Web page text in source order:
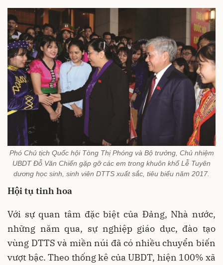
Phó Chủ tịch Quốc hội Tòng Thị Phóng và Bộ trưởng, Chủ nhiệm
UBDT Đỗ Văn Chiến gặp gỡ các em trong khuôn khổ Lễ Tuyên
dương học sinh, sinh viên DTTS xuất sắc, tiêu biểu năm 2017.
Hội tụ tinh hoa
Với sự quan tâm đặc biệt của Đảng, Nhà nước,
những năm qua, sự nghiệp giáo dục, đào tạo
vùng DTTS và miền núi đã có nhiều chuyển biến
vượt bậc. Theo thống kê của UBDT, hiện 100% xã